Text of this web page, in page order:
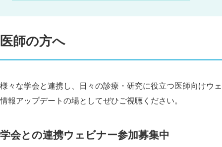
医師の方へ
様々な学会と連携し、日々の診療・研究に役立つ医師向けウ
情報アップデートの場としてぜひご視聴ください。
学会との連携ウェビナー参加募集中